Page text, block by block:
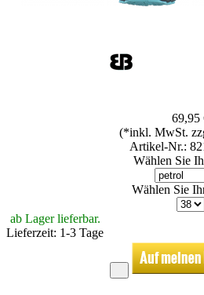
69,95
(*inkl. MwSt.
Artikel-Nr.:
Wählen Sie
Wählen Sie
ab Lager lieferbar.
Lieferzeit: 1-3 Tage